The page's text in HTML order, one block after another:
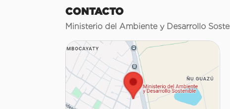
CONTACTO
Ministerio del Ambiente y Desarrollo